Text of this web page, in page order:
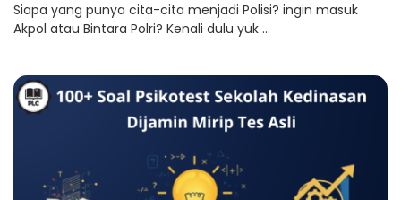
Siapa yang punya cita-cita menjadi Polisi? ingin masuk
Akpol atau Bintara Polri? Kenali dulu yuk ...